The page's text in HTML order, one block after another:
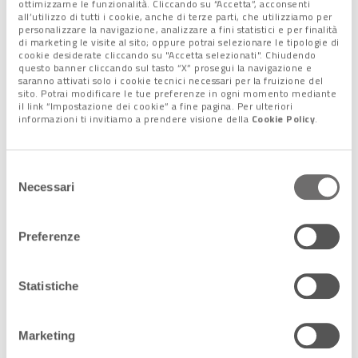
ottimizzarne le funzionalità. Cliccando su “Accetta”, acconsenti
all’utilizzo di tutti i cookie, anche di terze parti, che utilizziamo per
personalizzare la navigazione, analizzare a fini statistici e per finalità
di marketing le visite al sito; oppure potrai selezionare le tipologie di
cookie desiderate cliccando su "Accetta selezionati". Chiudendo
questo banner cliccando sul tasto “X” prosegui la navigazione e
saranno attivati solo i cookie tecnici necessari per la fruizione del
sito. Potrai modificare le tue preferenze in ogni momento mediante
il link “Impostazione dei cookie” a fine pagina. Per ulteriori
informazioni ti invitiamo a prendere visione della Cookie Policy.
delNecessari
Preferenze
Statistiche
Marketing
meriti di chi, sul campo, si è più distinto. E parliamo dei padroni
di casa delDuca degli Abruzzi
(primi a punteggio pieno con la
dell’Istituto Einstein di Piove di Sacco
Reyer
Madness”. Sarà questa a designare le
che